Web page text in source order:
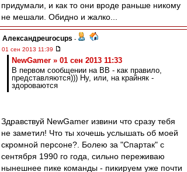
придумали, и как то они вроде раньше никому
не мешали. Обидно и жалко...
Александрeurocups -
01 сен 2013 11:39
NewGamer » 01 сен 2013 11:33
В первом сообщении на ВВ - как правило,
представляются))) Ну, или, на крайняк -
здороваются
Здравствуй NewGamer извини что сразу тебя
не заметил! Что ты хочешь услышать об моей
скромной персоне?. Болею за "Спартак" с
сентября 1990 го года, сильно переживаю
нынешнее пике команды - пикируем уже почти